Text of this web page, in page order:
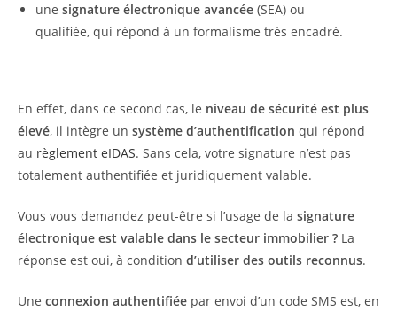
une signature électronique avancée (SEA) ou
qualifiée, qui répond à un formalisme très encadré.
En effet, dans ce second cas, le niveau de sécurité est plus
élevé, il intègre un système d’authentification qui répond
au règlement eIDAS. Sans cela, votre signature n’est pas
totalement authentifiée et juridiquement valable.
Vous vous demandez peut-être si l’usage de la signature
électronique est valable dans le secteur immobilier ? La
réponse est oui, à condition d’utiliser des outils reconnus.
Une connexion authentifiée par envoi d’un code SMS est, en